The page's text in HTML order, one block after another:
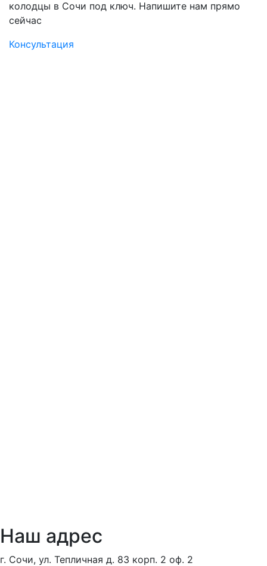
колодцы в Сочи под ключ. Напишите нам прямо
сейчас
Консультация
Наш адрес
г. Сочи, ул. Тепличная д. 83 корп. 2 оф. 2